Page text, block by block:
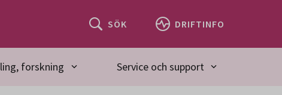
SÖK DRIFTINFO
forskning Service och support